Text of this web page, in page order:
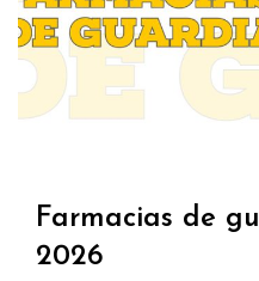
Farmacias de
2026